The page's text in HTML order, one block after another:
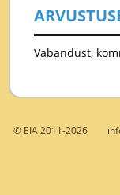
Vabandust,
© EIA 2011-2026